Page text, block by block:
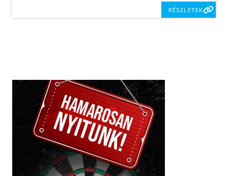
RÉSZLETEK